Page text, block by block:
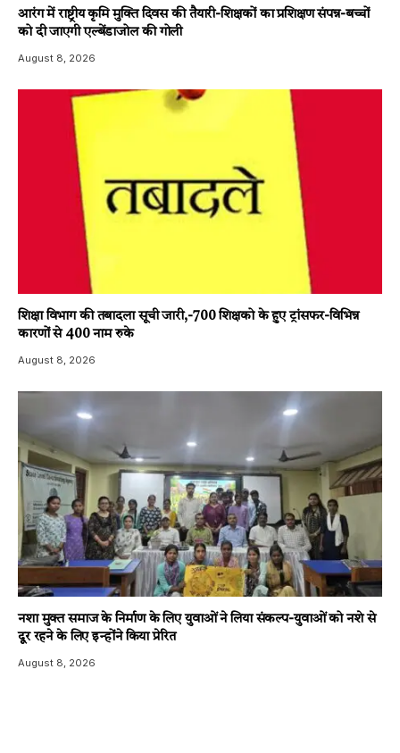
आरंग में राष्ट्रीय कृमि मुक्ति दिवस की तैयारी-शिक्षकों का प्रशिक्षण संपन्न-बच्चों
को दी जाएगी एल्बेंडाजोल की गोली
August 8, 2026
शिक्षा विभाग की तबादला सूची जारी,-700 शिक्षको के हुए ट्रांसफर-विभिन्न
कारणों से 400 नाम रुके
August 8, 2026
नशा मुक्त समाज के निर्माण के लिए युवाओं ने लिया संकल्प-युवाओं को नशे से
दूर रहने के लिए इन्होंने किया प्रेरित
August 8, 2026